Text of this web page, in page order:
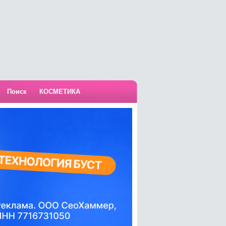
Поиск КОСМЕТИКА